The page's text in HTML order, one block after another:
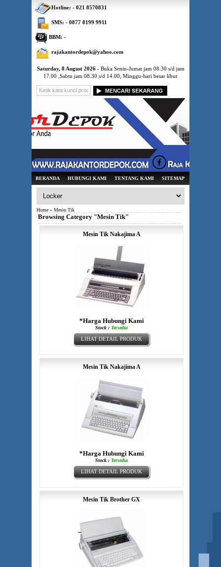
Saturday, 8 August 2026- Buka Senin-Jumat jam 08.30 s/d jam
17.00 ,Sabtu jam 08.30 s/d 14.00, Minggu-hari besar libur
BERANDA HUBUNGI KAMI TENTANG KAMI SITEMAP
Home » Mesin Tik
Browsing Category "Mesin Tik"
Mesin Tik Nakajima A
*Harga Hubungi Kami
Stock : Tersedia
LIHAT DETAIL PRODUK
Mesin Tik Nakajima A
*Harga Hubungi Kami
Stock : Tersedia
LIHAT DETAIL PRODUK
Mesin Tik Brother GX
Hotline: - 021 8570831
SMS: - 0877 8199 9911
BBM: -
rajakantordepok@yahoo.com